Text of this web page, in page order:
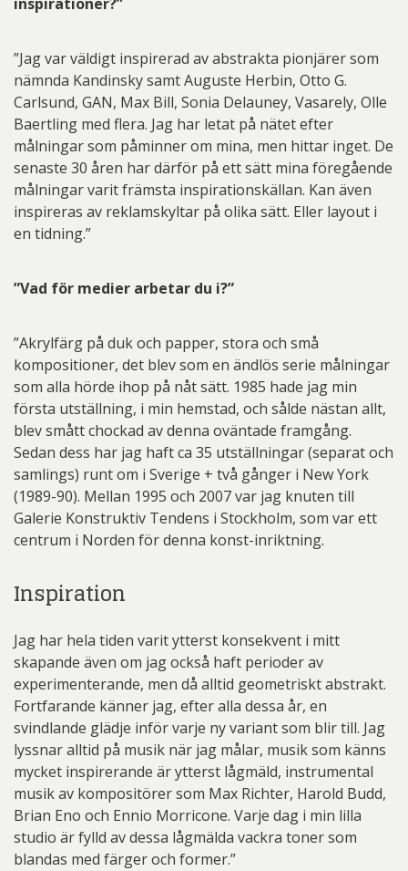
inspirationer?”
”Jag var väldigt inspirerad av abstrakta pionjärer som
nämnda Kandinsky samt Auguste Herbin, Otto G.
Carlsund, GAN, Max Bill, Sonia Delauney, Vasarely, Olle
Baertling med flera. Jag har letat på nätet efter
målningar som påminner om mina, men hittar inget. De
senaste 30 åren har därför på ett sätt mina föregående
målningar varit främsta inspirationskällan. Kan även
inspireras av reklamskyltar på olika sätt. Eller layout i
en tidning.”
”Vad för medier arbetar du i?”
”Akrylfärg på duk och papper, stora och små
kompositioner, det blev som en ändlös serie målningar
som alla hörde ihop på nåt sätt. 1985 hade jag min
första utställning, i min hemstad, och sålde nästan allt,
blev smått chockad av denna oväntade framgång.
Sedan dess har jag haft ca 35 utställningar (separat och
samlings) runt om i Sverige + två gånger i New York
(1989-90). Mellan 1995 och 2007 var jag knuten till
Galerie Konstruktiv Tendens i Stockholm, som var ett
centrum i Norden för denna konst-inriktning.
Inspiration
Jag har hela tiden varit ytterst konsekvent i mitt
skapande även om jag också haft perioder av
experimenterande, men då alltid geometriskt abstrakt.
Fortfarande känner jag, efter alla dessa år, en
svindlande glädje inför varje ny variant som blir till. Jag
lyssnar alltid på musik när jag målar, musik som känns
mycket inspirerande är ytterst lågmäld, instrumental
musik av kompositörer som Max Richter, Harold Budd,
Brian Eno och Ennio Morricone. Varje dag i min lilla
studio är fylld av dessa lågmälda vackra toner som
blandas med färger och former.”